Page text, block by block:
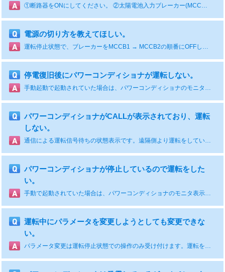
①断路器をONにしてください。 ②太陽電池入力ブレーカー(MCCB1)をONにしてください。 ③連系出力ブレーカー(MCCB2)をONにしてください。 ※①について一括入力端子に接続している場合はパワーコンディショナ外部の接続箱のブレーカーをONにしてください。
電源の切り方を教えてほしい。
運転停止状態で、ブレーカーをMCCB1 → MCCB2の順番にOFFしてください。
停電復旧後にパワーコンディショナが運転しない。
手動起動で起動されていた場合は、パワーコンディショナのモニタ表示「LO/RE」を押してランプを点灯させ、その後RUNボタンを押してください。 遠隔起動されていた場合は、外部からの運転信号をパワーコンディショナに入力してください。
パワーコンディショナがCALLが表示されており、運転
しない。
通信による運転信号待ちの状態表示です。遠隔側より運転をしている可能性が高いので、遠隔（監視装置）より起動をかけてください。
パワーコンディショナが停止しているので運転をした
い。
手動で起動されていた場合は、パワーコンディショナのモニタ表示「LO/RE」を押してランプを点灯させ、その後RUNボタンを押してください。
運転中にパラメータを変更しようとしても変更できな
い。
パラメータ変更は運転停止状態での操作のみ受け付けます。運転を停止した状態でパラメータを変更してください。